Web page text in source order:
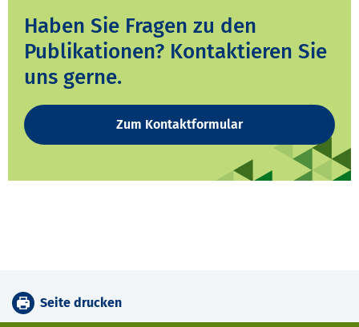
Haben Sie Fragen zu den
Publikationen? Kontaktieren Sie
uns gerne.
Zum Kontaktformular
Seite drucken